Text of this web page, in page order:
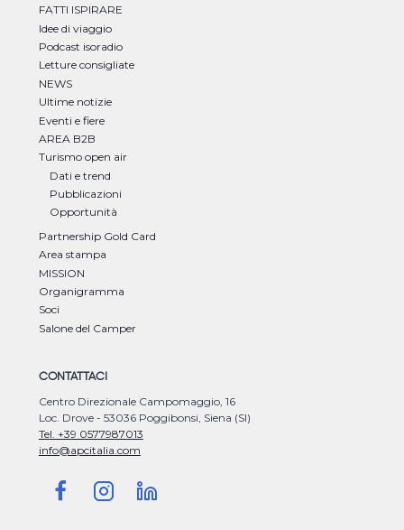
FATTI ISPIRARE
Idee di viaggio
Podcast isoradio
Letture consigliate
NEWS
Ultime notizie
Eventi e fiere
AREA B2B
Turismo open air
Dati e trend
Pubblicazioni
Opportunità
Partnership Gold Card
Area stampa
MISSION
Organigramma
Soci
Salone del Camper
CONTATTACI
Centro Direzionale Campomaggio, 16
Loc. Drove - 53036 Poggibonsi, Siena (SI)
Tel. +39 0577987013
info@apcitalia.com